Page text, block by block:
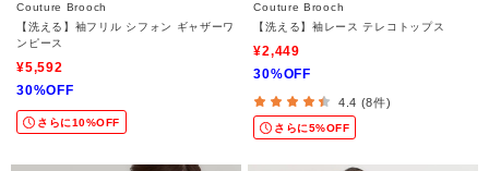
Couture Brooch
【洗える】袖フリル シフォン ギャザーワ
ンピース
¥5,592
30%OFF
さらに10%OFF
Couture Brooch
【洗える】袖レース テレコトップス
¥2,449
30%OFF
4.4 (8件)
さらに5%OFF